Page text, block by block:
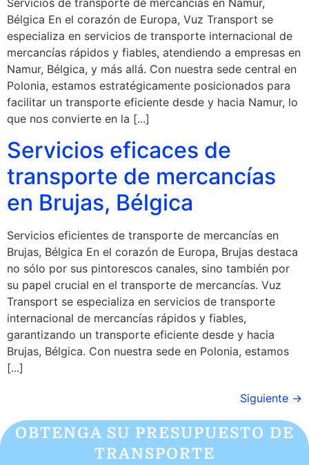
Servicios de transporte de mercancías en Namur,
Bélgica En el corazón de Europa, Vuz Transport se
especializa en servicios de transporte internacional de
mercancías rápidos y fiables, atendiendo a empresas en
Namur, Bélgica, y más allá. Con nuestra sede central en
Polonia, estamos estratégicamente posicionados para
facilitar un transporte eficiente desde y hacia Namur, lo
que nos convierte en la [...]
Servicios eficaces de
transporte de mercancías
en Brujas, Bélgica
Servicios eficientes de transporte de mercancías en
Brujas, Bélgica En el corazón de Europa, Brujas destaca
no sólo por sus pintorescos canales, sino también por
su papel crucial en el transporte de mercancías. Vuz
Transport se especializa en servicios de transporte
internacional de mercancías rápidos y fiables,
garantizando un transporte eficiente desde y hacia
Brujas, Bélgica. Con nuestra sede en Polonia, estamos
[...]
Siguiente →
OBTENGA SU PRESUPUESTO DE
TRANSPORTE